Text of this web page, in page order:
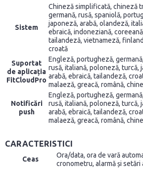
Sistem
Chineză simplificată, chineză
germană, rusă, spaniolă,
japoneză, arabă, olandeză,
ebraică, indoneziană,
tailandeză, vietnameză,
croată
Suportat
de aplicația
FitCloudPro
Engleză, portugheză,
rusă, italiană, poloneză, turcă,
arabă, ebraică, tailandeză,
malaeză, greacă, română,
Notificări
push
Engleză, portugheză,
rusă, italiană, poloneză, turcă,
arabă, ebraică, tailandeză,
malaeză, greacă, română,
CARACTERISTICI
Ceas
Ora/data, ora de vară
cronometru, alarmă și setări